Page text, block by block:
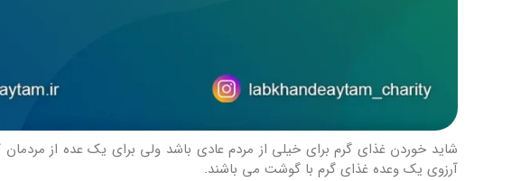
شاید خوردن غذای گرم برای خیلی از مردم عادی باشد ولی برای یک عده از
آرزوی یک وعده غذای گرم با گوشت می باشند.